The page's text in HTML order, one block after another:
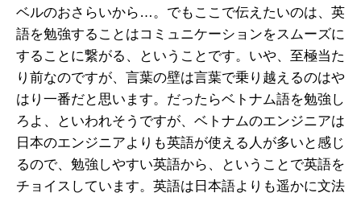
ベルのおさらいから…。でもここで伝えたいのは、英
語を勉強することはコミュニケーションをスムーズに
することに繋がる、ということです。いや、至極当た
り前なのですが、言葉の壁は言葉で乗り越えるのはや
はり一番だと思います。だったらベトナム語を勉強し
ろよ、といわれそうですが、ベトナムのエンジニアは
日本のエンジニアよりも英語が使える人が多いと感じ
るので、勉強しやすい英語から、ということで英語を
チョイスしています。英語は日本語よりも遥かに文法